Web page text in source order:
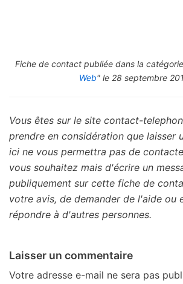
Fiche de contact publiée dans la
Web" le 28 septembre
Vous êtes sur le site contact-
prendre en considération que laisser
ici ne vous permettra pas de
vous souhaitez mais d'écrire un
publiquement sur cette fiche de
votre avis, de demander de l'aide ou
répondre à d'autres personnes.
Laisser un commentaire
Votre adresse e-mail ne sera pas